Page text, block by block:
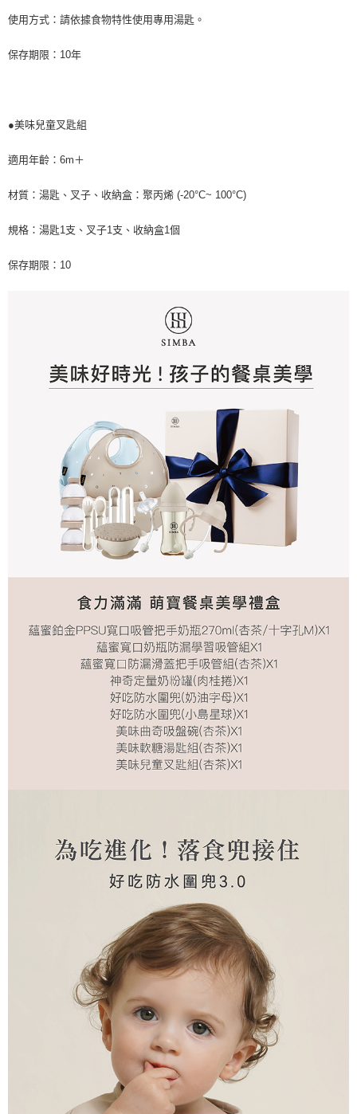
使用方式：請依據食物特性使用專用湯匙。
保存期限：10年
●美味兒童叉匙組
適用年齡：6m＋
材質：湯匙、叉子、收納盒：聚丙烯 (-20°C~ 100°C)
規格：湯匙1支、叉子1支、收納盒1個
保存期限：10